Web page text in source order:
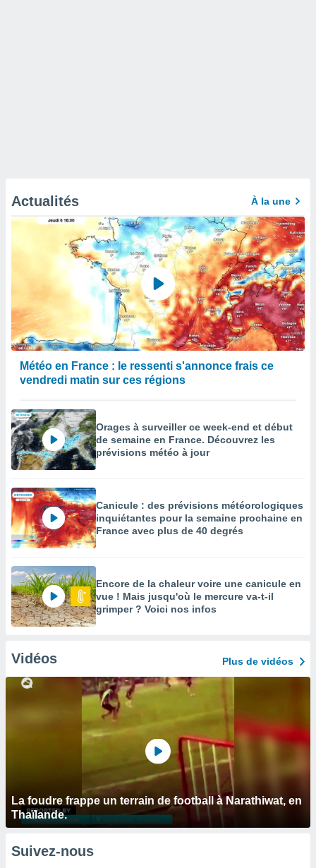
Actualités À la une
Météo en France : le ressenti s'annonce frais ce
vendredi matin sur ces régions
Orages à surveiller ce week-end et début
de semaine en France. Découvrez les
prévisions météo à jour
Canicule : des prévisions météorologiques
inquiétantes pour la semaine prochaine en
France avec plus de 40 degrés
Encore de la chaleur voire une canicule en
vue ! Mais jusqu'où le mercure va-t-il
grimper ? Voici nos infos
Vidéos Plus de vidéos
La foudre frappe un terrain de football à Narathiwat, en
Thaïlande.
Suivez-nous